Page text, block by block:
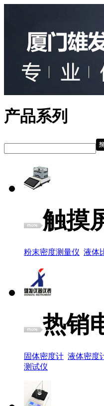
产品系列
触摸
粉末密度测量仪 液体
热销
固体密度计 液体密度
测试仪